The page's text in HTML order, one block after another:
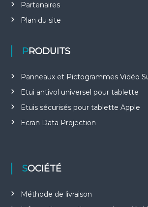
Partenaires
Plan du site
PRODUITS
Panneaux et Pictogrammes Vidéo
Etui antivol universel pour tablette
Etuis sécurisés pour tablette Apple
Ecran Data Projection
SOCIÉTÉ
Méthode de livraison